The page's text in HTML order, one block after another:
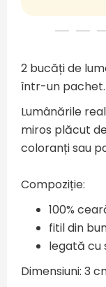
2 bucăți de
într-un pachet.
Lumânările
miros plăcut
coloranți sau
Compoziție:
100%
fitil din
legată cu
Dimensiuni: 3